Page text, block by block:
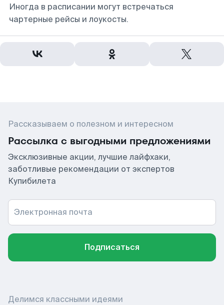
Иногда в расписании могут встречаться
чартерные рейсы и лоукосты.
Рассказываем о полезном и интересном
Рассылка с выгодными предложениями
Эксклюзивные акции, лучшие лайфхаки,
заботливые рекомендации от экспертов
Купибилета
Электронная почта
Подписаться
Делимся классными идеями